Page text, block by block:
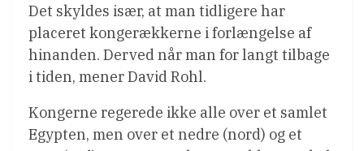
Det skyldes især, at man tidligere har
placeret kongerækkerne i forlængelse af
hinanden. Derved når man for langt tilbage
i tiden, mener David Rohl.
Kongerne regerede ikke alle over et samlet
Egypten, men over et nedre (nord) og et